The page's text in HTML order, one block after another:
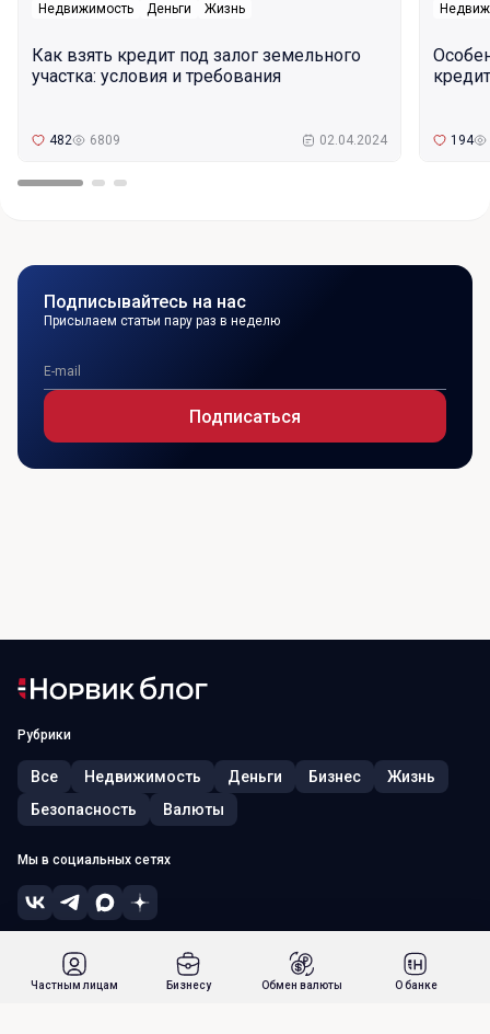
Недвижимость Деньги Жизнь
Как взять кредит под залог земельного
участка: условия и требования
482 6809 02.04.2024 194
Подписывайтесь на нас
Присылаем статьи пару раз в неделю
Подписаться
Рубрики
Все Недвижимость Деньги Бизнес
Жизнь
Безопасность
Валюты
Мы в социальных сетях
© 2026, ПАО «Норвик Банк». Лицензия ЦБ РФ № 902 от 09.08.2022 г.
Россия, г. Москва, 115054, ул. Зацепский Вал, д. 5
Частным лицам Бизнесу Обмен валюты О банке